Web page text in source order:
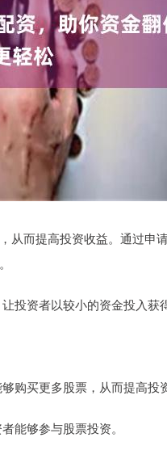
从而提高投资收益。通过申
投资者以较小的资金投入获
购买更多股票，从而提高投
能够参与股票投资。